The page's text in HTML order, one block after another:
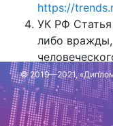
https://
УК РФ
либо
плюс. – URL:
https://
© 2019—2021,